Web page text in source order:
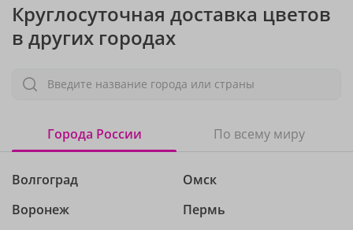
Круглосуточная доставка цветов
в других городах
Введите название города или страны
Города России По всему миру
Волгоград
Воронеж
Омск
Пермь